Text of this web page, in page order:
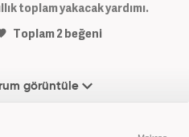
toplam yakacak yardımı.
Toplam2beğeni
görüntüle